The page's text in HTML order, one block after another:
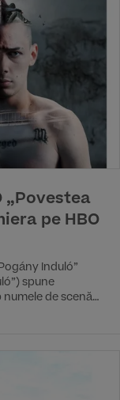
„Povestea
pe HBO
Induló”
spune
numele de scenă